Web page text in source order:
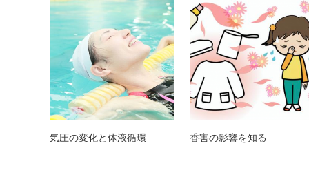
気圧の変化と体液循環 香害の影響を知る